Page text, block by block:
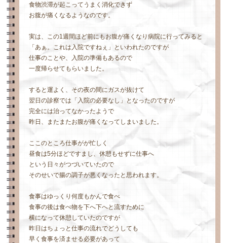
食物渋滞が起こってうまく消化できず
お腹が痛くなるようなのです。
実は、この1週間ほど前にもお腹が痛くなり病院に行ってみると
「あぁ。これは入院ですねぇ」といわれたのですが
仕事のことや、入院の準備もあるので
一度帰らせてもらいました。
すると運よく、その夜の間にガスが抜けて
翌日の診察では「入院の必要なし」となったのですが
完全には治ってなかったようで
昨日、またまたお腹が痛くなってしまいました。
ここのところ仕事がが忙しく
昼食は5分ほどですまし、休憩もせずに仕事へ
という日々がつづいていたので
そのせいで腸の調子が悪くなったと思われます。
食事はゆっくり何度もかんで食べ
食事の後は食べ物を下へ下へと流すために
横になって休憩していたのですが
昨日はちょっと仕事の流れでどうしても
早く食事を済ませる必要があって